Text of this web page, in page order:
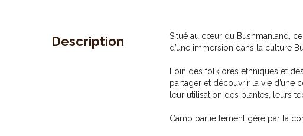
Description
Situé au cœur du Bushmanland,
d’une immersion dans la culture
Loin des folklores ethniques et
partager et découvrir la vie d’une
leur utilisation des plantes, leurs
Camp partiellement géré par la